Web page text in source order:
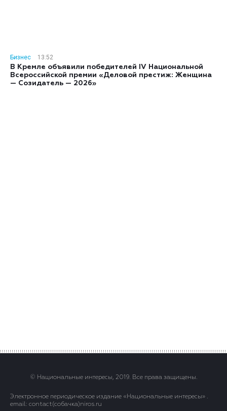
Бизнес
13:52
В Кремле объявили победителей IV Национальной
Всероссийской премии «Деловой престиж: Женщина
— Созидатель — 2026»
© Национальные интересы, 2019. Все права защищены.
Электронное периодическое издание «Национальные интересы» .
email: contact(сoбaчка)niros.ru